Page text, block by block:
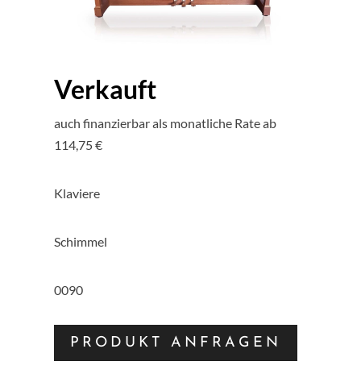
Verkauft
auch finanzierbar als monatliche Rate ab
114,75 €
Klaviere
Schimmel
0090
PRODUKT ANFRAGEN